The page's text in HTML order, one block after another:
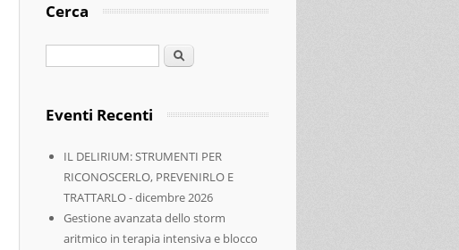
Cerca
Cerca
Eventi Recenti
IL DELIRIUM: STRUMENTI PER
RICONOSCERLO, PREVENIRLO E
TRATTARLO - dicembre 2026
Gestione avanzata dello storm
aritmico in terapia intensiva e blocco